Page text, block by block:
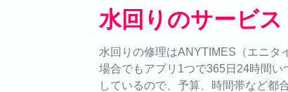
水回りのサービス
水回りの修理はANYTIMES（エニタ
場合でもアプリ1つで365日24時間
しているので、予算、時間帯など都